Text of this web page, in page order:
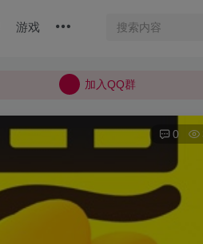
游戏
所有上传的应用 均已通过 严格的安全检
加入QQ群
0